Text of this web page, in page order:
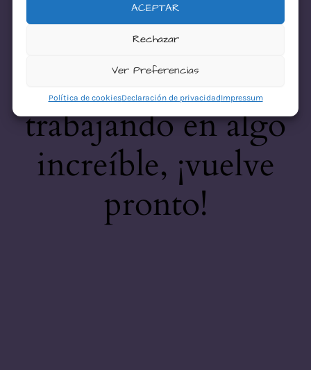
ACEPTAR
Rechazar
Ver Preferencias
Política de cookiesDeclaración de privacidadImpressum
¡Disculpa este
desastre! Estamos
trabajando en algo
increíble, ¡vuelve
pronto!